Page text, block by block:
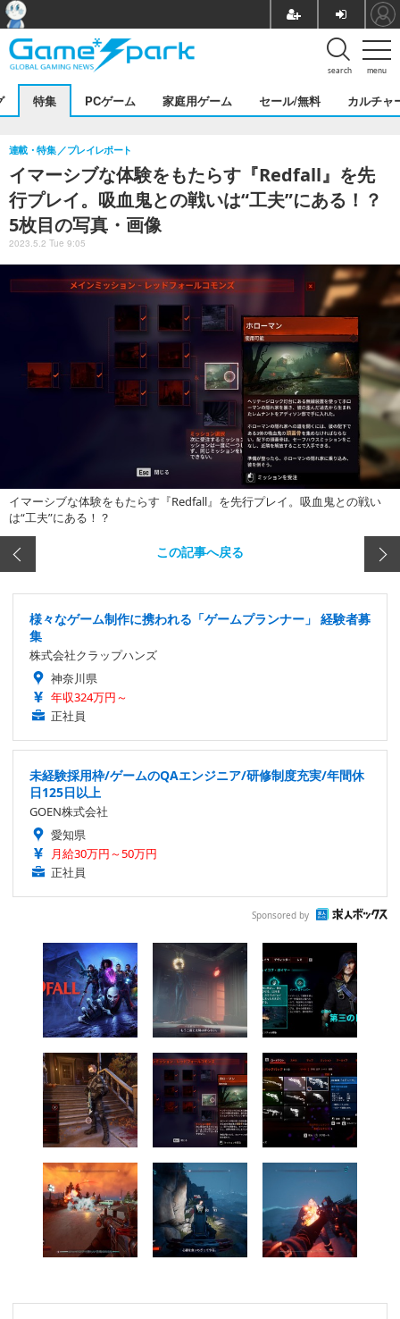
menu
search
特集 PCゲーム 家庭用ゲーム セール/無料 カルチャ
イマーシブな体験をもたらす『Redfall』を先
行プレイ。吸血鬼との戦いは“工夫”にある！？
5枚目の写真・画像
連載・特集 プレイレポート
2023.5.2 Tue 9:05
イマーシブな体験をもたらす『Redfall』を先行プレイ。吸血鬼との戦い
は“工夫”にある！？
この記事へ戻る
様々なゲーム制作に携われる「ゲームプランナー」 経験者募
集
株式会社クラップハンズ
神奈川県
年収324万円～
正社員
未経験採用枠/ゲームのQAエンジニア/研修制度充実/年間休
日125日以上
GOEN株式会社
愛知県
月給30万円～50万円
正社員
Sponsored by